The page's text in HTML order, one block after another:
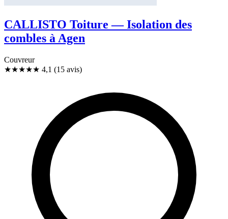
CALLISTO Toiture — Isolation des
combles à Agen
Couvreur
★★★★★ 4,1 (15 avis)